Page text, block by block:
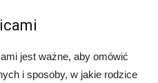
jest ważne, aby omówić
i sposoby, w jakie rodzice